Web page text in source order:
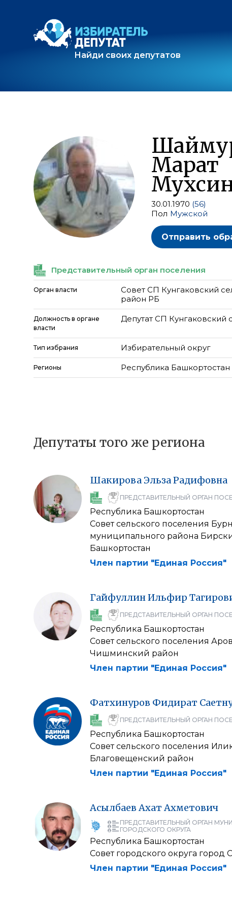
Найди своих депутатов
Марат
30.01.1970 (56)
Пол Мужской
Отправить
Представительный орган поселения
Орган власти
Совет СП Кунгаковский
район РБ
Должность в органе
власти
Депутат СП Кунгаковский
Тип избрания Избирательный округ
Регионы Республика Башкортостан
Депутаты того же региона
Шакирова ЭльзаРадифовна
ПРЕДСТАВИТЕЛЬНЫЙ ОРГАН
Республика Башкортостан
Совет сельского поселения
муниципального района
Башкортостан
Член партии "Единая Россия"
ГайфуллинИльфир
ПРЕДСТАВИТЕЛЬНЫЙ ОРГАН
Республика Башкортостан
Совет сельского поселения
Чишминский район
Член партии "Единая Россия"
Фатхинуров Фидират
ПРЕДСТАВИТЕЛЬНЫЙ ОРГАН
Республика Башкортостан
Совет сельского поселения
Благовещенский район
Член партии "Единая Россия"
Асылбаев Ахат Ахметович
ПРЕДСТАВИТЕЛЬНЫЙ ОРГАН
ГОРОДСКОГО ОКРУГА
Республика Башкортостан
Совет городского округа город
Член партии "Единая Россия"